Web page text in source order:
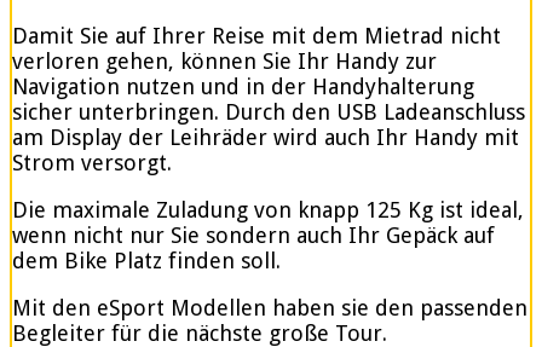
Damit Sie auf Ihrer Reise mit dem Mietrad nicht
verloren gehen, können Sie Ihr Handy zur
Navigation nutzen und in der Handyhalterung
sicher unterbringen. Durch den USB Ladeanschluss
am Display der Leihräder wird auch Ihr Handy mit
Strom versorgt.
Die maximale Zuladung von knapp 125 Kg ist ideal,
wenn nicht nur Sie sondern auch Ihr Gepäck auf
dem Bike Platz finden soll.
Mit den eSport Modellen haben sie den passenden
Begleiter für die nächste große Tour.